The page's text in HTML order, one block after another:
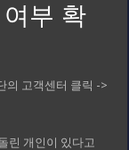
부 확
의 고객센터 클릭 ->
린 개인이 있다고